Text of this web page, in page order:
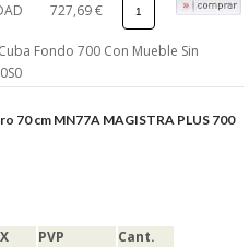
727,69 €
Fondo 700 Con Mueble Sin
70 cm MN77A MAGISTRA PLUS 700
PVP Cant.